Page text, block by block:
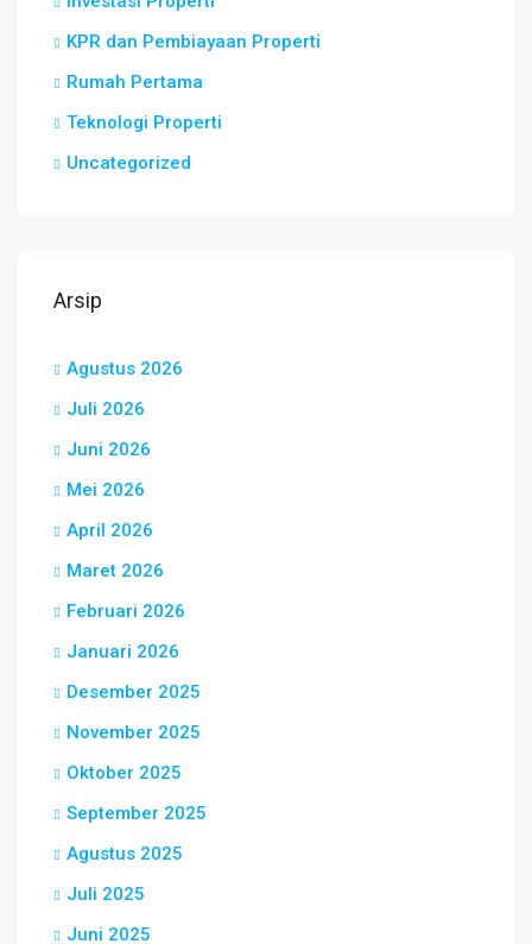
KPR dan Pembiayaan Properti
Rumah Pertama
Teknologi Properti
Uncategorized
Arsip
Agustus 2026
Juli 2026
Juni 2026
Mei 2026
April 2026
Maret 2026
Februari 2026
Januari 2026
Desember 2025
November 2025
Oktober 2025
September 2025
Agustus 2025
Juli 2025
Juni 2025